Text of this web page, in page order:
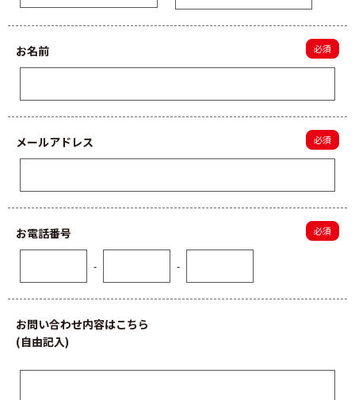
お名前
メールアドレス
お電話番号
- -
お問い合わせ内容はこちら
(自由記入)